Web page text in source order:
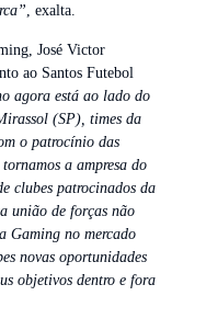
, exalta.
José Victor
ao Santos Futebol
agora está ao lado do
(SP), times da
o patrocínio das
a ampresa do
clubes patrocinados da
união de forças não
Gaming no mercado
novas oportunidades
objetivos dentro e fora